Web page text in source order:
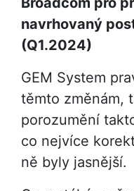
navrhovaný
(Q1.2024)
GEM System
těmto změnám,
porozumění
co nejvíce
ně byly jasnější.